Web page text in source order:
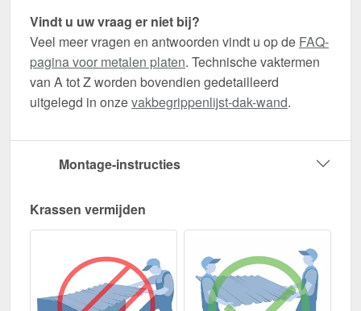
Vindt u uw vraag er niet bij?
Veel meer vragen en antwoorden vindt u op de FAQ-
pagina voor metalen platen. Technische vaktermen
van A tot Z worden bovendien gedetailleerd
uitgelegd in onzevakbegrippenlijst-dak-wand.
Montage-instructies
Krassen vermijden